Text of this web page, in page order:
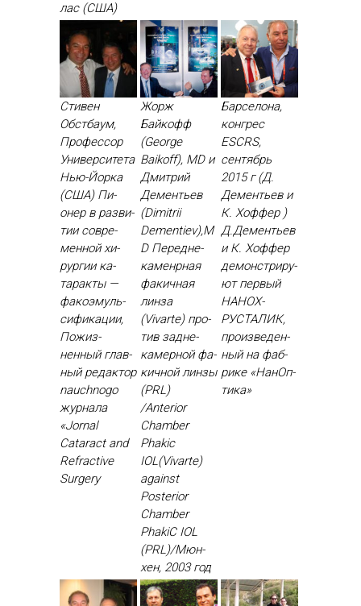
лас (США)
Стивен
Обстбаум,
Профессор
Университета
Нью-Йорка
(США) Пи­
онер в раз­ви­
тии сов­ре­
мен­ной хи­
рур­гии ка­
тарак­ты —
фа­ко­эмуль­
си­фика­ции,
По­жиз­
ненный глав­
ный ре­дак­тор
nauchnogo
жур­на­ла
«Jornal
Cataract and
Refractive
Surgery
Жорж
Байкофф
(George
Baikoff), MD и
Дмитрий
Дементьев
(Dimitrii
Dementiev),M
D Пе­ред­не­
камен­рная
фа­кич­ная
лин­за
(Vivarte) про­
тив зад­не­
камер­ной фа­
кич­ной лин­зы
(PRL)
/Anterior
Chamber
Phakic
IOL(Vivarte)
against
Posterior
Chamber
PhakiC IOL
(PRL)/Мюн­
хен, 2003 год
Барселона,
конгрес
ESCRS,
сентябрь
2015 г (Д.
Дементьев и
К. Хоффер )
Д.Де­менть­ев
и К. Хоф­фер
де­монс­три­ру­
ют пер­вый
НА­НОХ­
РУСТА­ЛИК,
про­из­ве­ден­
ный на фаб­
ри­ке «На­нОп­
ти­ка»